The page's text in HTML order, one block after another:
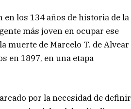
los 134 años de historia de la
más joven en ocupar ese
muerte de Marcelo T. de Alvear
en 1897, en una etapa
por la necesidad de definir